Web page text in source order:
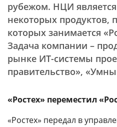
рубежом. НЦИ
некоторых продуктов,
которых занимается
Задача компании –
рынке ИТ-системы
правительство»,
«Ростех» переместил
«Ростех» передал в